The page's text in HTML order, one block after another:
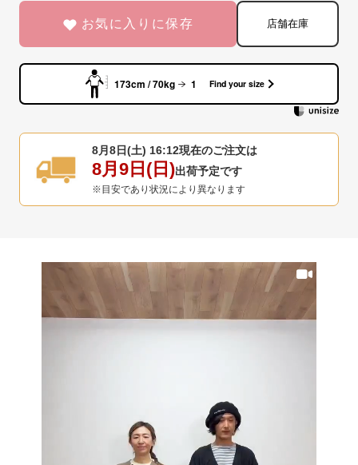
お気に入りに保存 店舗在庫
173cm / 70kg 1 Find your size
8月8日(土) 16:12現在のご注文は
8月9日(日)出荷予定です
※目安であり状況により異なります